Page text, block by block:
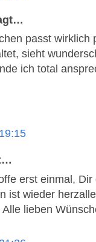
passt wirklich
sieht
ich total
erst einmal,
ist wieder
lieben